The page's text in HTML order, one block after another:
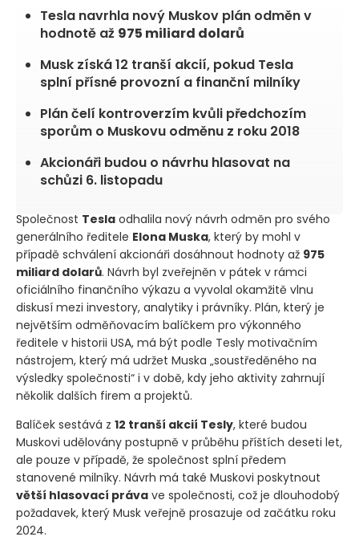
Tesla navrhla nový Muskov plán odměn v
hodnotě až 975 miliard dolarů
Musk získá 12 tranší akcií, pokud Tesla
splní přísné provozní a finanční milníky
Plán čelí kontroverzím kvůli předchozím
sporům o Muskovu odměnu z roku 2018
Akcionáři budou o návrhu hlasovat na
schůzi 6. listopadu
Společnost Tesla odhalila nový návrh odměn pro svého
generálního ředitele Elona Muska, který by mohl v
případě schválení akcionáři dosáhnout hodnoty až 975
miliard dolarů. Návrh byl zveřejněn v pátek v rámci
oficiálního finančního výkazu a vyvolal okamžitě vlnu
diskusí mezi investory, analytiky i právníky. Plán, který je
největším odměňovacím balíčkem pro výkonného
ředitele v historii USA, má být podle Tesly motivačním
nástrojem, který má udržet Muska „soustředěného na
výsledky společnosti“ i v době, kdy jeho aktivity zahrnují
několik dalších firem a projektů.
Balíček sestává z 12 tranší akcií Tesly, které budou
Muskovi udělovány postupně v průběhu příštích deseti let,
ale pouze v případě, že společnost splní předem
stanovené milníky. Návrh má také Muskovi poskytnout
větší hlasovací práva ve společnosti, což je dlouhodobý
požadavek, který Musk veřejně prosazuje od začátku roku
2024.